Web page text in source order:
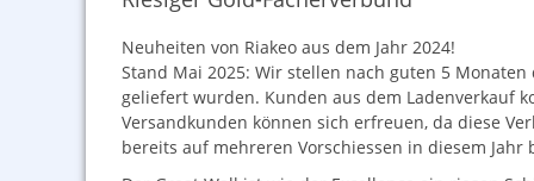
Neuheiten von Riakeo aus dem Jahr 2024!
Stand Mai 2025: Wir stellen nach guten 5
geliefert wurden. Kunden aus dem Ladenverkauf
Versandkunden können sich erfreuen, da diese
bereits auf mehreren Vorschiessen in diesem